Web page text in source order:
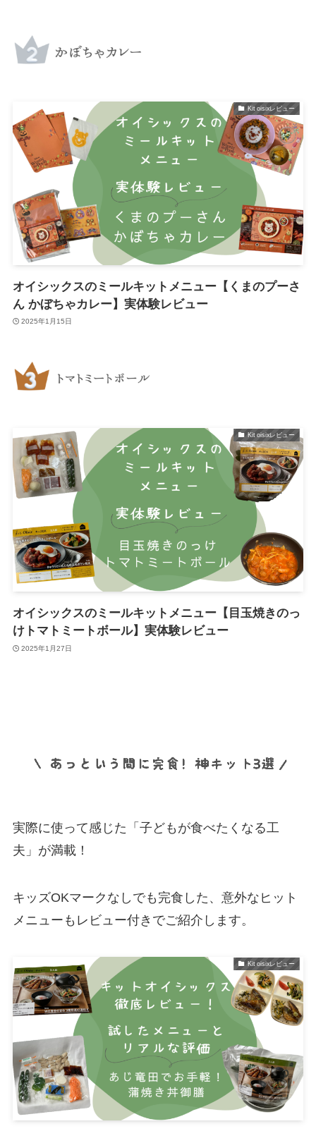
Kit oisixレビュー
オイシックスのミールキットメニュー【くまのプーさ
ん かぼちゃカレー】実体験レビュー
2025年1月15日
Kit oisixレビュー
オイシックスのミールキットメニュー【目玉焼きのっ
けトマトミートボール】実体験レビュー
2025年1月27日
実際に使って感じた「子どもが食べたくなる工
夫」が満載！
キッズOKマークなしでも完食した、意外なヒット
メニューもレビュー付きでご紹介します。
Kit oisixレビュー